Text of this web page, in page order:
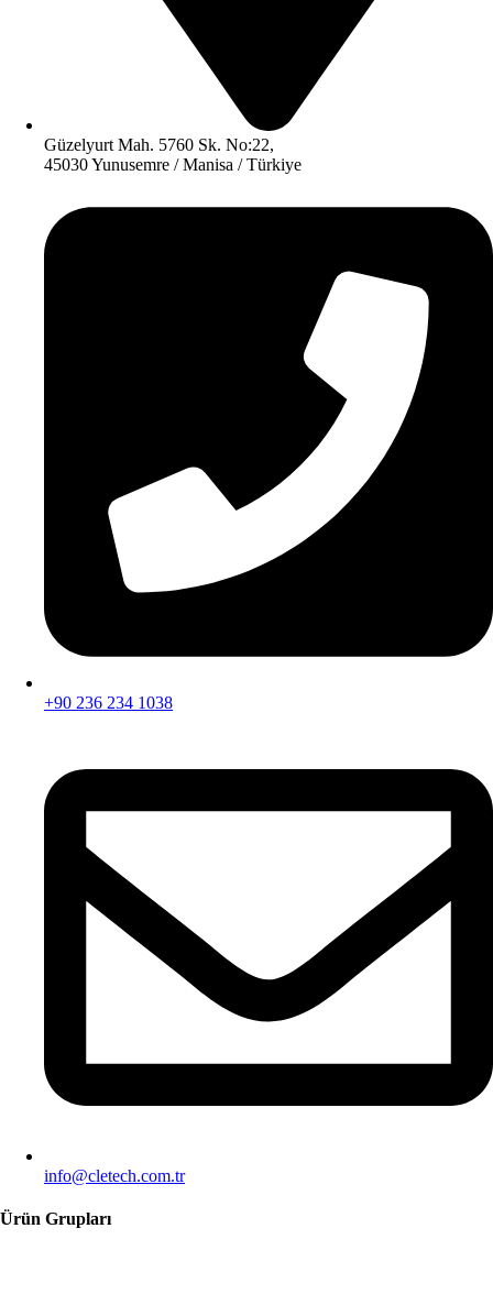
Güzelyurt Mah. 5760 Sk. No:22,
45030 Yunusemre / Manisa / Türkiye
+90 236 234 1038
info@cletech.com.tr
Ürün Grupları